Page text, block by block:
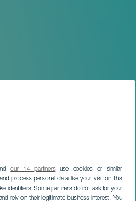
our 14 partnersuse cookies or similar
process personal data like your visit on this
identifiers. Some partners do not ask for your
rely on their legitimate business interest. You